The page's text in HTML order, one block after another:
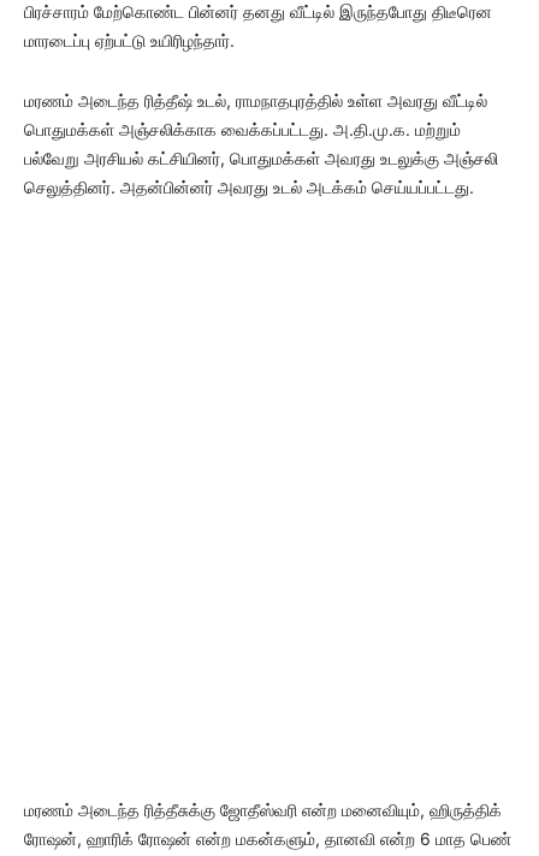
பிரச்சாரம் மேற்கொண்ட பின்னர் தனது வீட்டில் இருந்தபோது திடீரென
மாரடைப்பு ஏற்பட்டு உயிரிழந்தார்.
மரணம் அடைந்த ரித்தீஷ் உடல், ராமநாதபுரத்தில் உள்ள அவரது வீட்டில்
பொதுமக்கள் அஞ்சலிக்காக வைக்கப்பட்டது. அ.தி.மு.க. மற்றும்
பல்வேறு அரசியல் கட்சியினர், பொதுமக்கள் அவரது உடலுக்கு அஞ்சலி
செலுத்தினர். அதன்பின்னர் அவரது உடல் அடக்கம் செய்யப்பட்டது.
மரணம் அடைந்த ரித்தீசுக்கு ஜோதீஸ்வரி என்ற மனைவியும், ஹிருத்திக்
ரோ‌ஷன், ஹாரிக் ரோ‌ஷன் என்ற மகன்களும், தானவி என்ற 6 மாத பெண்